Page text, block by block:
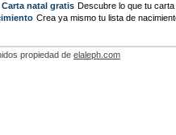
natal gratis Descubre lo que tu
Crea ya mismo tu lista de
propiedad de elaleph.com